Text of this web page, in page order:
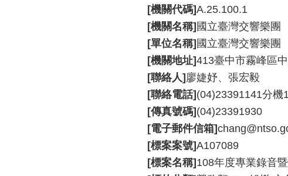
[機關代碼]A.25.100.1
[機關名稱] 國立臺灣交響樂團
[單位名稱] 國立臺灣交響樂團
[機關地址]413臺中市霧峰區
[聯絡人] 廖婕妤、張宏毅
[聯絡電話] (04)23391141分機
[傳真號碼] (04)23391930
[電子郵件信箱]
[標案案號]A107089
[標案名稱] 108年度專業錄音